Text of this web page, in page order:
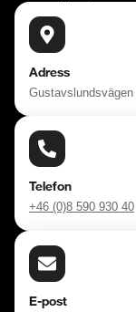
Adress
Telefon
+46 (0)8 590 930 40
E-post